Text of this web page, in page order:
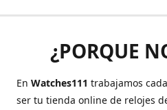
¿PORQUE
En Watches111 trabajamos
ser tu tienda online de relojes